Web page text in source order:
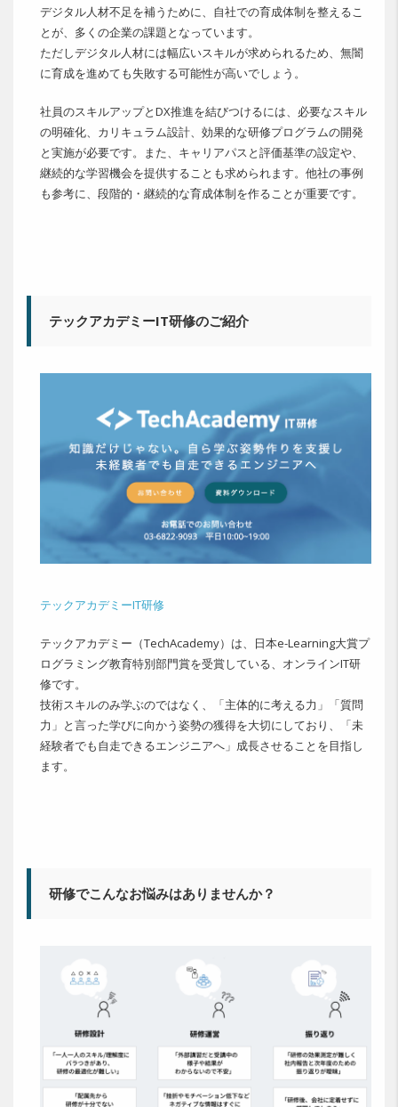
デジタル人材不足を補うために、自社での育成体制を整えるこ
とが、多くの企業の課題となっています。
ただしデジタル人材には幅広いスキルが求められるため、無闇
に育成を進めても失敗する可能性が高いでしょう。
社員のスキルアップとDX推進を結びつけるには、必要なスキル
の明確化、カリキュラム設計、効果的な研修プログラムの開発
と実施が必要です。また、キャリアパスと評価基準の設定や、
継続的な学習機会を提供することも求められます。他社の事例
も参考に、段階的・継続的な育成体制を作ることが重要です。
テックアカデミーIT研修のご紹介
テックアカデミーIT研修
テックアカデミー（TechAcademy）は、日本e-Learning大賞プ
ログラミング教育特別部門賞を受賞している、オンラインIT研
修です。
技術スキルのみ学ぶのではなく、「主体的に考える力」「質問
力」と言った学びに向かう姿勢の獲得を大切にしており、「未
経験者でも自走できるエンジニアへ」成長させることを目指し
ます。
研修でこんなお悩みはありませんか？